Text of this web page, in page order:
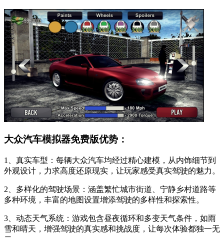
大众汽车模拟器免费版优势：
1、真实车型：每辆大众汽车均经过精心建模，从内饰细节到
外观设计，力求高度还原现实，让玩家感受真实驾驶的魅力。
2、多样化的驾驶场景：涵盖繁忙城市街道、宁静乡村道路等
多种环境，丰富的地图设置增添驾驶的多样性和探索性。
3、动态天气系统：游戏包含昼夜循环和多变天气条件，如雨
雪和晴天，增强驾驶的真实感和挑战度，让每次体验都独一无